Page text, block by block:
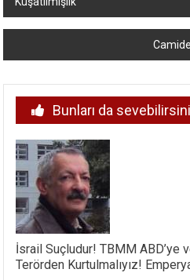
dolaşımı
Bunları da
İsrail Suçludur! TBMM ABD’ye
Terörden Kurtulmalıyız!